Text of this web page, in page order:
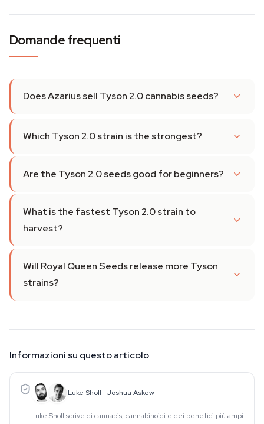
Domande frequenti
Does Azarius sell Tyson 2.0 cannabis seeds?
Which Tyson 2.0 strain is the strongest?
Are the Tyson 2.0 seeds good for beginners?
What is the fastest Tyson 2.0 strain to
harvest?
Will Royal Queen Seeds release more Tyson
strains?
Informazioni su questo articolo
Luke Sholl · Joshua Askew
Luke Sholl scrive di cannabis, cannabinoidi e dei benefici più ampi